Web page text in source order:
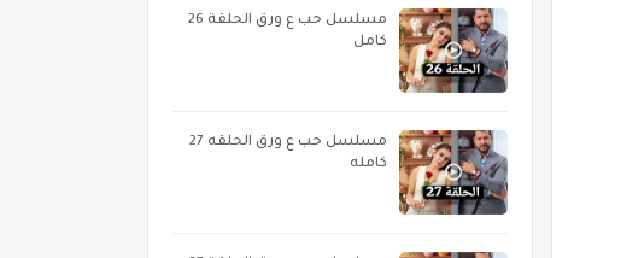
مسلسل حب ع ورق الحلقة 26
كامل
مسلسل حب ع ورق الحلقه 27
كامله